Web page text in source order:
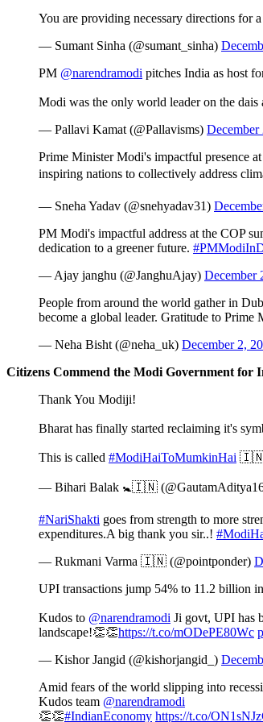
You are providing necessary directions for
— Sumant Sinha (@sumant_sinha)
PM @narendramodi pitches India as host
Modi was the only world leader on the
— Pallavi Kamat (@Pallavisms) December
Prime Minister Modi's impactful presence at
inspiring nations to collectively address
— Sneha Yadav (@snehyadav31)
PM Modi's impactful address at the COP
dedication to a greener future.
— Ajay janghu (@JanghuAjay) December
People from around the world gather in
become a global leader. Gratitude to Prime
— Neha Bisht (@neha_uk) December 2,
Citizens Commend the Modi Government for
Thank You Modiji!
Bharat has finally started reclaiming it's
This is called #ModiHaiToMumkinHai
— Bihari Balak 🚼🇮🇳
#NariShakti goes from strength to more
expenditures.A big thank you sir..!
— Rukmani Varma 🇮🇳 (@pointponder)
UPI transactions jump 54% to 11.2 billion
Kudos to @narendramodi Ji govt, UPI has
landscape!👏👏https://t.co/mODePE80Wc
— Kishor Jangid (@kishorjangid_)
Amid fears of the world slipping into
Kudos team @narendramodi
👏👏#IndianEconomy https://t.co/